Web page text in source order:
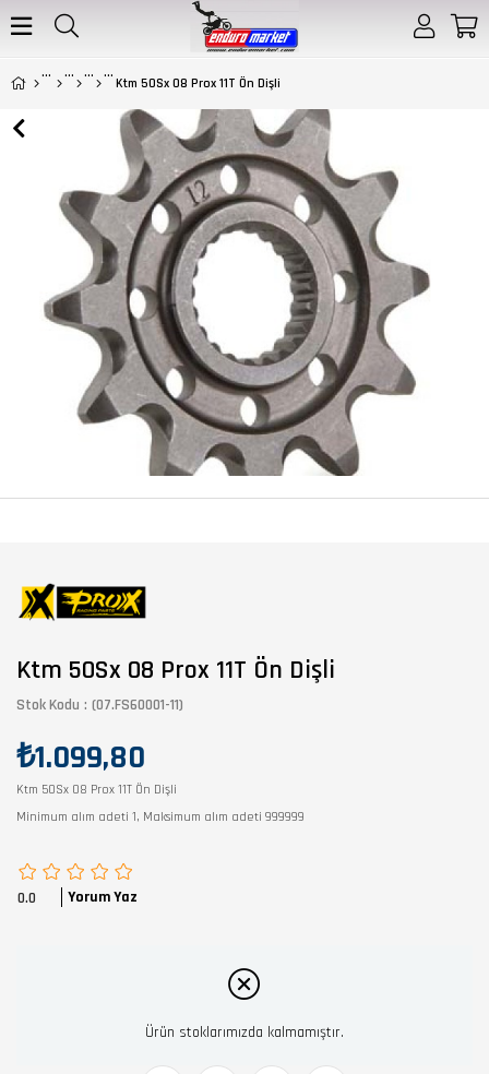
Ktm 50Sx 08 Prox 11T Ön Dişli
Ktm 50Sx 08 Prox 11T Ön Dişli
Stok Kodu (07.FS60001-11)
₺1.099,80
Ktm 50Sx 08 Prox 11T Ön Dişli
Minimum alım adeti 1, Maksimum alım adeti 999999
0.0 Yorum Yaz
Ürün stoklarımızda kalmamıştır.